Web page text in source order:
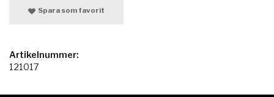
Spara som favorit
Artikelnummer:
121017